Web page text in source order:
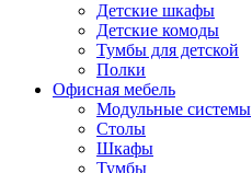
Детские шкафы
Детские комоды
Тумбы для детской
Полки
Офисная мебель
Модульные системы
Столы
Шкафы
Тумбы